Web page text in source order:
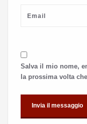
Salva il mio nome,
la prossima volta